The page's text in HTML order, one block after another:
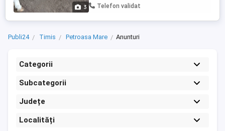
3 Telefon validat
Publi24 Timis Petroasa Mare Anunturi
Categorii
Subcategorii
Județe
Localități